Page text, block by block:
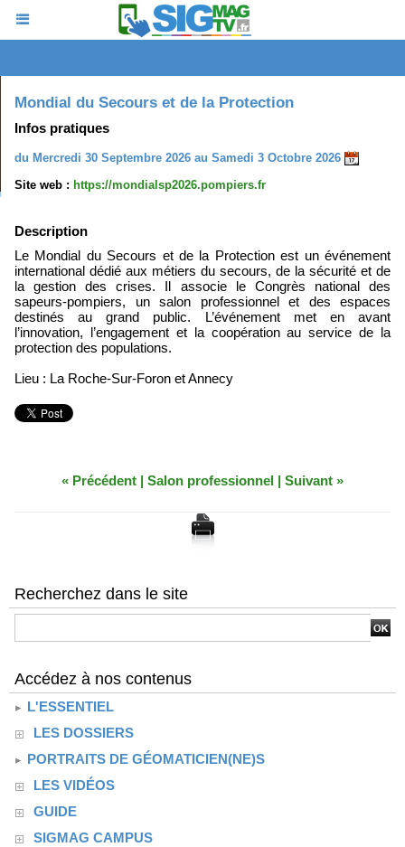
Mondial du Secours et de la Protection
Infos pratiques
du Mercredi 30 Septembre 2026 au Samedi 3 Octobre 2026
Site web : https://mondialsp2026.pompiers.fr
Description
Le Mondial du Secours et de la Protection est un événement
international dédié aux métiers du secours, de la sécurité et de
la gestion des crises. Il associe le Congrès national des
sapeurs-pompiers, un salon professionnel et des espaces
destinés au grand public. L’événement met en avant
l’innovation, l’engagement et la coopération au service de la
protection des populations.
Lieu : La Roche-Sur-Foron et Annecy
« Précédent | Salon professionnel | Suivant »
Recherchez dans le site
Accédez à nos contenus
L'ESSENTIEL
LES DOSSIERS
PORTRAITS DE GÉOMATICIEN(NE)S
LES VIDÉOS
GUIDE
SIGMAG CAMPUS